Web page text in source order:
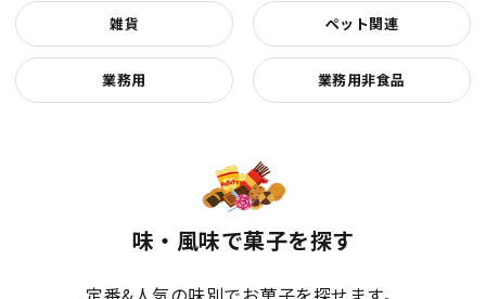
雑貨 ペット関連
業務用 業務用非食品
味・風味で菓子を探す